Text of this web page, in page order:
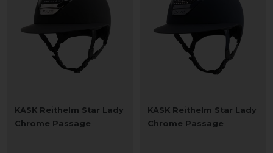
KASK Reithelm Star Lady
Chrome Passage
KASK Reithelm Star Lady
Chrome Passage